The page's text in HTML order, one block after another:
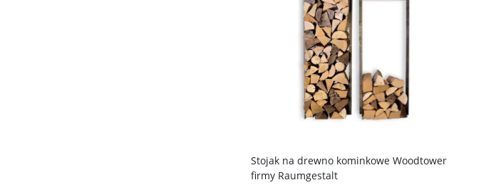
Stojak na drewno kominkowe Woodtower
firmy Raumgestalt